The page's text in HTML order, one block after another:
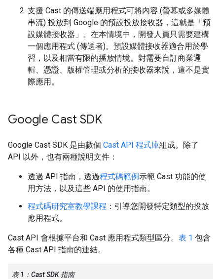
支援 Cast 的傳送端應用程式可將內容 (螢幕或多媒體
串流) 投放到 Google 的預設投放接收器，這就是「預
設媒體接收器」。在本情境中，開發人員只需要建構
一個應用程式 (傳送者)。預設媒體接收器適合用於學
習，以及相當有限的播放情境。對需要自訂商業邏
輯、憑證、版權管理或分析的接收器來說，這不是實
際應用。
Google Cast SDK
Google Cast SDK 是由數個 Cast API 程式庫組成。除了
API 以外，也有兩種說明文件：
透過 API 指南，透過程式碼範例示範 Cast 功能的使
用方法，以及這些 API 的使用指南。
程式碼研究室教學課程 ：引導您開發特定類型的投放
應用程式。
Cast API 會根據平台和 Cast 應用程式類型區分。 表 1 包含
各種 Cast API 指南的連結。
表 1：Cast SDK 指南